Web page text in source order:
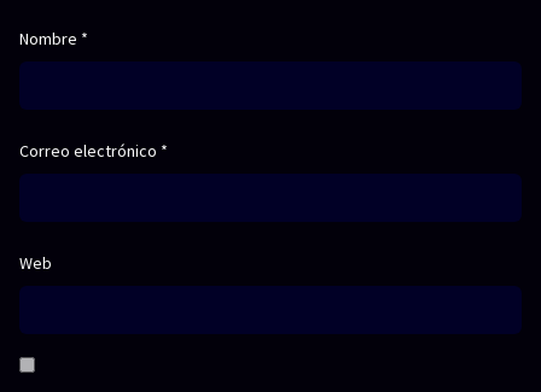
Nombre *
Correo electrónico *
Web